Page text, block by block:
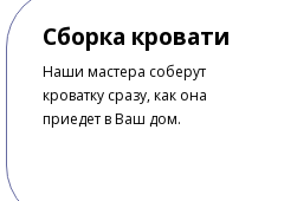
Сборка кровати
Наши мастера соберут
кроватку сразу, как она
приедет в Ваш дом.